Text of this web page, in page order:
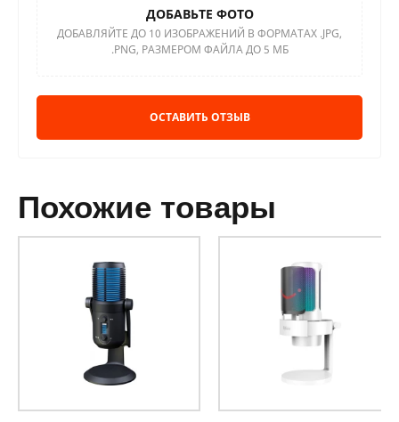
ДОБАВЬТЕ ФОТО
ДОБАВЛЯЙТЕ ДО 10 ИЗОБРАЖЕНИЙ В ФОРМАТАХ .JPG,
.PNG, РАЗМЕРОМ ФАЙЛА ДО 5 МБ
ОСТАВИТЬ ОТЗЫВ
похожие товары